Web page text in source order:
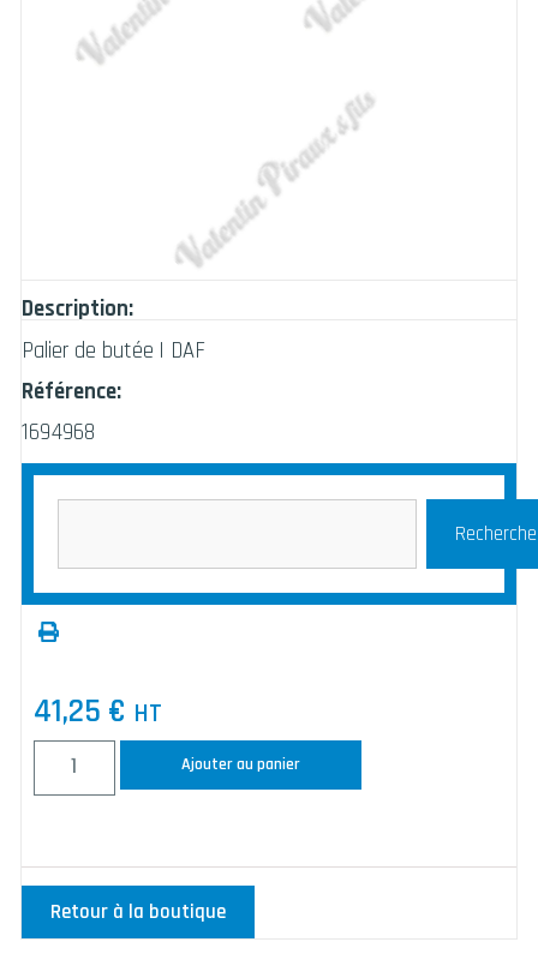
Description:
Palier de butée | DAF
Référence:
1694968
41,25 € HT
Ajouter au panier
Retour à la boutique